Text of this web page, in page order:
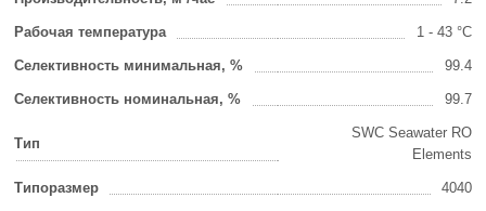
Рабочая температура 1 - 43 °С
Селективность минимальная, % 99.4
Селективность номинальная, % 99.7
Тип
SWC Seawater RO
Elements
Типоразмер 4040